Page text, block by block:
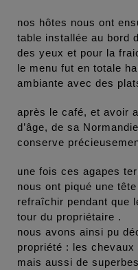
nos hôtes nous ont
table installée au bord
des yeux et pour la
le menu fut en totale
ambiante avec des
après le café, et avoir
d’âge, de sa
conserve
une fois ces agapes
nous ont piqué une
refraîchir pendant que
tour du propriétaire .
nous avons ainsi pu
propriété : les chevaux
mais aussi de